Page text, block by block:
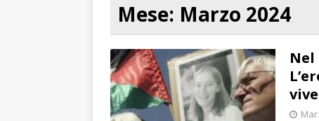
Mese: Marzo 2024
Nel